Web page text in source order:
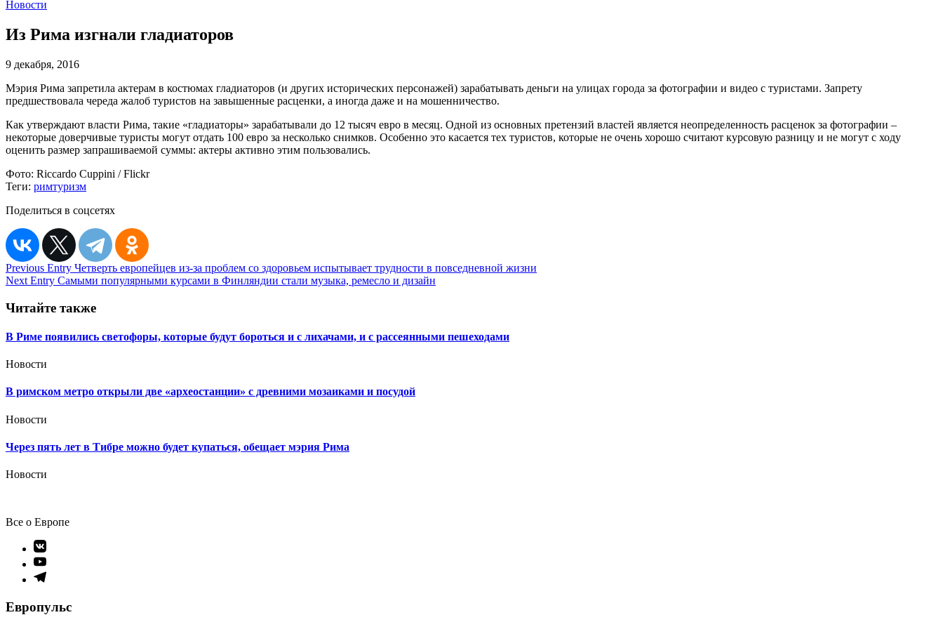
Новости
Из Рима изгнали гладиаторов
9 декабря, 2016
Мэрия Рима запретила актерам в костюмах гладиаторов (и других исторических персонажей) зарабатывать деньги на улицах города за фотографии и видео с туристами. Запрету
предшествовала череда жалоб туристов на завышенные расценки, а иногда даже и на мошенничество.
Как утверждают власти Рима, такие «гладиаторы» зарабатывали до 12 тысяч евро в месяц. Одной из основных претензий властей является неопределенность расценок за фотографии –
некоторые доверчивые туристы могут отдать 100 евро за несколько снимков. Особенно это касается тех туристов, которые не очень хорошо считают курсовую разницу и не могут с ходу
оценить размер запрашиваемой суммы: актеры активно этим пользовались.
Фото: Riccardo Cuppini / Flickr
Теги: римтуризм
Поделиться в соцсетях
Навигация
по
записям
Previous Entry Четверть европейцев из-за проблем со здоровьем испытывает трудности в повседневной жизни
Next Entry Самыми популярными курсами в Финляндии стали музыка, ремесло и дизайн
Читайте также
В Риме появились светофоры, которые будут бороться и с лихачами, и с рассеянными пешеходами
Новости
В римском метро открыли две «археостанции» с древними мозаиками и посудой
Новости
Через пять лет в Тибре можно будет купаться, обещает мэрия Рима
Новости
Все о Европе
Элемент
меню
Элемент
меню
Элемент
Европульс